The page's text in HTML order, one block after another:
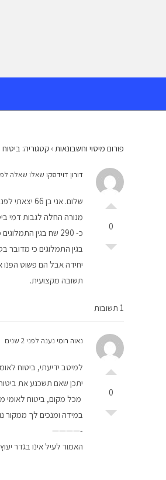
פורום מיסוי וחשבונאות› קטגוריה: ביטוח
0
דורון דוידסקו שאלו שאלה לפני 2
מנורה החלה לגבות דמי
בגין התמלוגים כי מדובר
יחידה אבל הם פשוט הפנו
תשובה מקצועית.
1 תשובות
0
נאוה רומי נענה לפני 2 שנים
למיטב ידיעתי, ביטוח
יתכן שאם תשכנע את
מכל מקום, ביטוח לאומי מינימלי למי
במידה ומנכים לך ממקור
‐————
האמור לעיל אינו בגדר